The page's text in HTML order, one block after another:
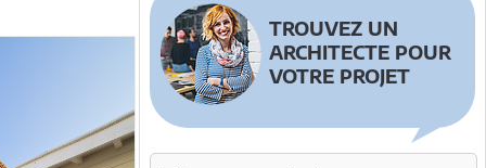
TROUVEZ UN
ARCHITECTE POUR
VOTRE PROJET